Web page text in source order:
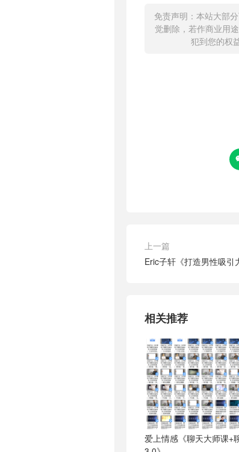
免责声明：本站大部
觉删除，若作商业用
犯到您的权
上一篇
Eric子轩《打造男性吸引
相关推荐
爱上情感《聊天大师课+